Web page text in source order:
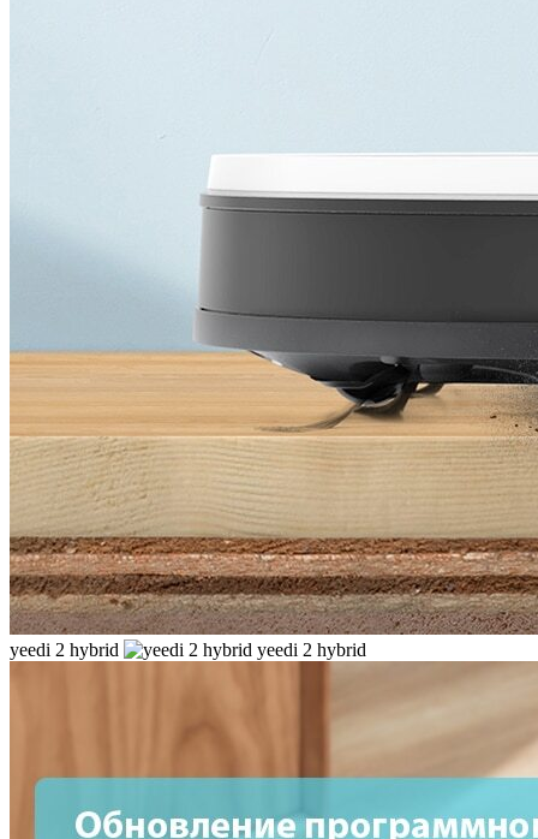
yeedi 2 hybrid yeedi 2 hybrid